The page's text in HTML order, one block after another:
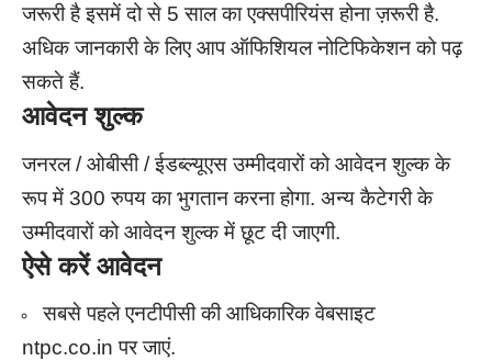
जरूरी है इसमें दो से 5 साल का एक्सपीरियंस होना ज़रूरी है.
अधिक जानकारी के लिए आप ऑफिशियल नोटिफिकेशन को पढ़
सकते हैं.
आवेदन शुल्क
जनरल / ओबीसी / ईडब्ल्यूएस उम्मीदवारों को आवेदन शुल्क के
रूप में 300 रुपय का भुगतान करना होगा. अन्य कैटेगरी के
उम्मीदवारों को आवेदन शुल्क में छूट दी जाएगी.
ऐसे करें आवेदन
सबसे पहले एनटीपीसी की आधिकारिक वेबसाइट
ntpc.co.in पर जाएं.